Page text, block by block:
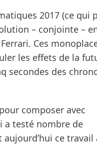
2017 (ce qui
– conjointe –
Ces
les effets de la
secondes des
composer avec
a testé nombre de
ce travail